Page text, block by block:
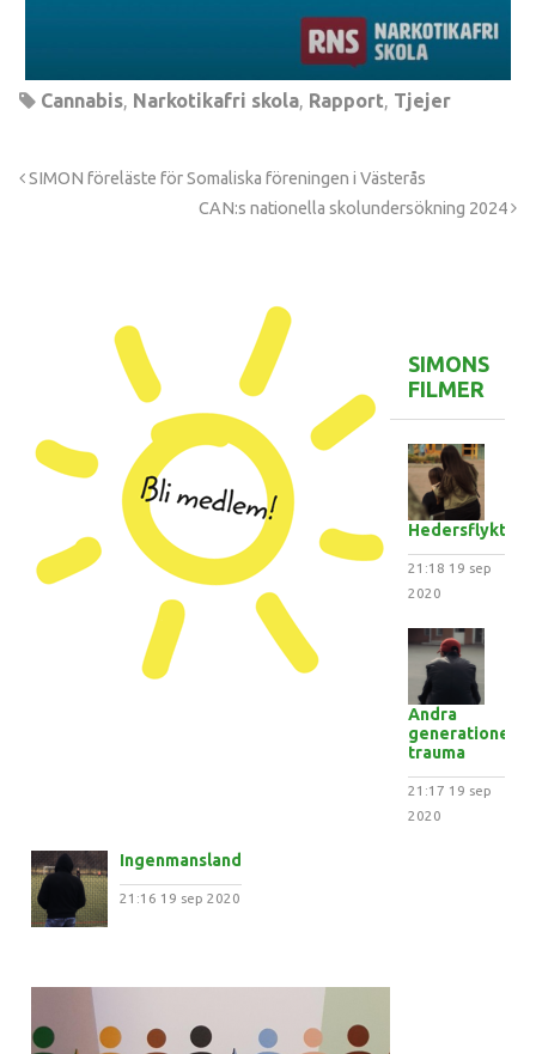
Cannabis, Narkotikafri skola, Rapport, Tjejer
SIMON föreläste för Somaliska föreningen i Västerås
CAN:s nationella skolundersökning 2024
SIMONS
FILMER
Hedersflykten
21:18 19 sep
2020
Andra
generationens
trauma
21:17 19 sep
2020
Ingenmansland
21:16 19 sep 2020